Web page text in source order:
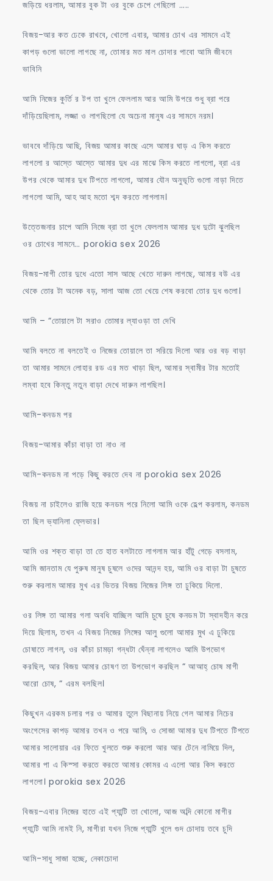
জড়িয়ে ধরলাম, আমার বুক টা ওর বুকে চেপে গেছিলো …..
বিজয়-আর কত ঢেকে রাখবে, খোলো এবার, আমার চোখ এর সামনে এই
কাপড় গুলো ভালো লাগছে না, তোমার মত মাল চোদার পাবো আমি জীবনে
ভাবিনি
আমি নিজের কুর্তি র টপ তা খুলে ফেললাম আর আমি উপরে শুধু ব্রা পরে
দাঁড়িয়েছিলাম, লজ্জা ও লাগছিলো যে অচেনা মানুষ এর সামনে নরম।
ভাববে দাঁড়িয়ে আছি, বিজয় আমার কাছে এসে আমার ঘাড় এ কিস করতে
লাগলো র আস্তে আস্তে আমার দুধ এর মাঝে কিস করতে লাগলো, ব্রা এর
উপর থেকে আমার দুধ টিপতে লাগলো, আমার যৌন অনুভূতি গুলো নাড়া দিতে
লাগলো আমি, আহ আহ মতো শব্দ করতে লাগলাম।
উত্তেজনার চাপে আমি নিজে ব্রা তা খুলে ফেললাম আমার দুধ দুটো ঝুলছিল
ওর চোখের সামনে… porokia sex 2026
বিজয়-মাগী তোর দুধে এতো সাস আছে খেতে দারুন লাগছে, আমার বউ এর
থেকে তোর টা অনেক বড়, সালা আজ তো খেয়ে শেষ করবো তোর দুধ গুলো।
আমি – “তোয়ালে টা সরাও তোমার ল্যাওড়া তা দেখি
আমি বলতে না বলতেই ও নিজের তোয়ালে তা সরিয়ে দিলো আর ওর বড় বাড়া
তা আমার সামনে লোহার রড এর মত খাড়া ছিল, আমার স্বামীর টার মতোই
লম্বা হবে কিন্তু নতুন বাড়া দেখে দারুন লাগছিল।
আমি-কনডম পর
বিজয়-আমার কাঁচা বাড়া তা নাও না
আমি-কনডম না পড়ে কিছু করতে দেব না porokia sex 2026
বিজয় না চাইলেও রাজি হয়ে কনডম পরে নিলো আমি ওকে হেল্প করলাম, কনডম
তা ছিল ভ্যানিলা ফ্লেভার।
আমি ওর শক্ত বাড়া তা তে হাত বলটাতে লাগলাম আর হাঁটু গেড়ে বসলাম,
আমি জানতাম যে পুরুষ মানুষ চুষলে ওদের আনন্দ হয়, আমি ওর বাড়া টা চুষতে
শুরু করলাম আমার মুখ এর ভিতর বিজয় নিজের লিঙ্গ তা ঢুকিয়ে দিলো.
ওর লিঙ্গ তা আমার গলা অবধি যাচ্ছিল আমি চুষে চুষে কনডম টা স্বাদহীন করে
দিয়ে ছিলাম, তখন এ বিজয় নিজের লিঙ্গের আলু গুলো আমার মুখ এ ঢুকিয়ে
চোষাতে লাগল, ওর কাঁচা চামড়া গন্ধটা ঘেঁন্না লাগলেও আমি উপভোগ
করছিল, আর বিজয় আমার চোষণ তা উপভোগ করছিল “ আআহ্ চোষ মাগী
আরো চোষ, “ এরম বলছিল।
কিছুখন এরকম চলার পর ও আমার তুলে বিছানায় নিয়ে গেল আমার নিচের
অংগেসের কাপড় আমার তখন ও পরে আমি, ও সোজা আমার দুধ টিপতে টিপতে
আমার সালোয়ার এর ফিতে খুলতে শুরু করলো আর আর টেনে নামিয়ে দিল,
আমার পা এ কিস্সা করতে করতে আমার কোমর এ এলো আর কিস করতে
লাগলো। porokia sex 2026
বিজয়-এবার নিজের হাতে এই প্যান্টি তা খোলো, আজ অব্দি কোনো মাগীর
প্যান্টি আমি নামই নি, মাগীরা যখন নিজে প্যান্টি খুলে গুদ চোদায় তবে চুদি
আমি-সাধু সাজা হচ্ছে, নেকাচোদা